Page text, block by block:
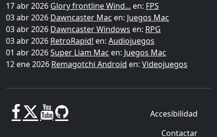
17 abr 2026 Glory frontline Wind... en: FPS
03 abr 2026 Dawncaster Mac en: Juegos Mac
03 abr 2026 Dawncaster Windows en: RPG
03 abr 2026 RetroRapid! en: Audiojuegos
01 abr 2026Super Liam Mac en: Juegos Mac
12 ene 2026 Remagotchi Android en: Videojuegos
Accesibilidad
Contactar